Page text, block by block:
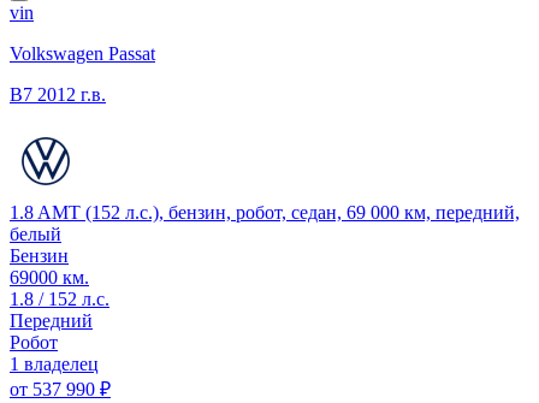
vin
Volkswagen Passat
B7 2012 г.в.
1.8 AMT (152 л.с.), бензин, робот, седан, 69 000 км, передний,
белый
Бензин
69000 км.
1.8 / 152 л.с.
Передний
Робот
1 владелец
от 537 990 ₽